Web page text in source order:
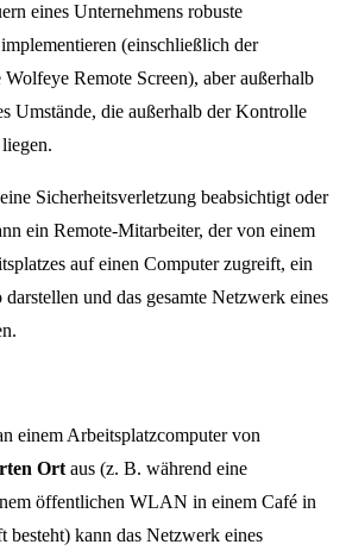
eines Unternehmens robuste
(einschließlich der
Remote Screen), aber außerhalb
Umstände, die außerhalb der Kontrolle
Sicherheitsverletzung beabsichtigt oder
ein Remote-Mitarbeiter, der von einem
auf einen Computer zugreift, ein
und das gesamte Netzwerk eines
einem Arbeitsplatzcomputer von
Ort aus (z. B. während eine
öffentlichen WLAN in einem Café in
besteht) kann das Netzwerk eines